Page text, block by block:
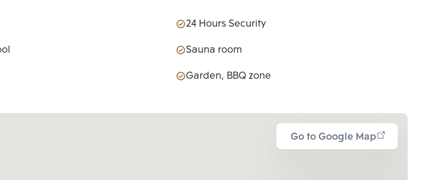
24 Hours Security
Sauna room
Garden, BBQ zone
Go to Google Map